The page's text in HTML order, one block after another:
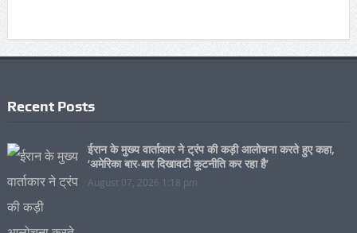
Recent Posts
ईरान के मुख्य वार्ताकार ने ट्रंप की कड़ी आलोचना करते हुए कहा,
‘अमेरिका बार-बार दिखावटी कूटनीति कर रहा है’
August 07, 2026 1:18 pm